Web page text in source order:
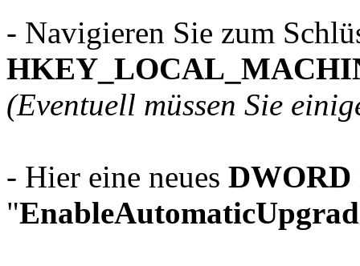
- Navigieren Sie zum
(Eventuell müssen Sie
- Hier eine neues DWORD
"